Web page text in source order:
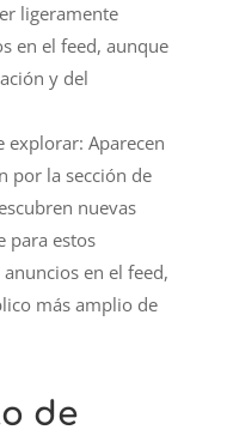
ligeramente
en el feed, aunque
y del
explorar: Aparecen
por la sección de
nuevas
para estos
en el feed,
más amplio de
de